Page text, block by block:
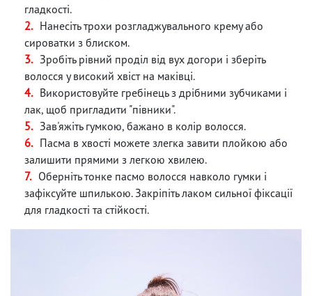
гладкості.
Нанесіть трохи розгладжувального крему або
сироватки з блиском.
Зробіть рівний проділ від вух догори і зберіть
волосся у високий хвіст на маківці.
Використовуйте гребінець з дрібними зубчиками і
лак, щоб пригладити "півники".
Зав'яжіть гумкою, бажано в колір волосся.
Пасма в хвості можете злегка завити плойкою або
залишити прямими з легкою хвилею.
Оберніть тонке пасмо волосся навколо гумки і
зафіксуйте шпилькою. Закріпіть лаком сильної фіксації
для гладкості та стійкості.